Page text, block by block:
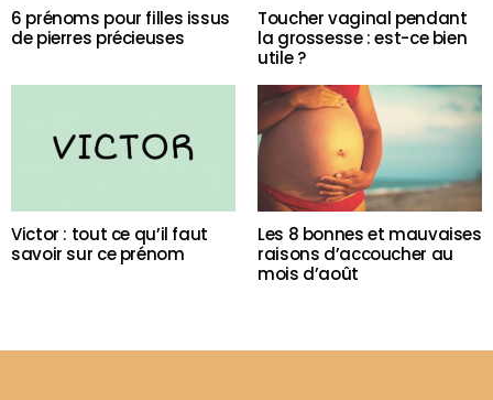
6 prénoms pour filles issus
de pierres précieuses
Toucher vaginal pendant
la grossesse : est-ce bien
utile ?
Victor : tout ce qu’il faut
savoir sur ce prénom
Les 8 bonnes et mauvaises
raisons d’accoucher au
mois d’août